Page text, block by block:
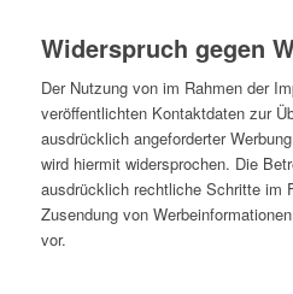
Widerspruch gegen
Der Nutzung von im Rahmen der
veröffentlichten Kontaktdaten zur
ausdrücklich angeforderter
wird hiermit widersprochen. Die
ausdrücklich rechtliche Schritte im
Zusendung von
vor.